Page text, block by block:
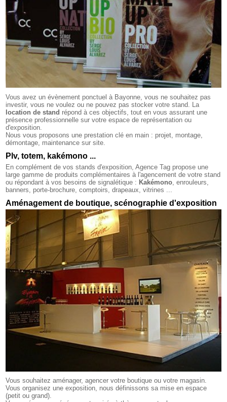
Vous avez un évènement ponctuel à Bayonne, vous ne souhaitez pas
investir, vous ne voulez ou ne pouvez pas stocker votre stand. La
location de stand répond à ces objectifs, tout en vous assurant une
présence professionnelle sur votre espace de représentation ou
d'exposition.
Nous vous proposons une prestation clé en main : projet, montage,
démontage, maintenance sur site.
Plv, totem, kakémono ...
En complément de vos stands d'exposition, Agence Tag propose une
large gamme de produits complémentaires à l'agencement de votre stand
ou répondant à vos besoins de signalétique : Kakémono , enrouleurs,
banners, porte-brochure, comptoirs, drapeaux, vitrines ...
Aménagement de boutique, scénographie d'exposition
Vous souhaitez aménager, agencer votre boutique ou votre magasin.
Vous organisez une exposition, nous définissons sa mise en espace
(petit ou grand).